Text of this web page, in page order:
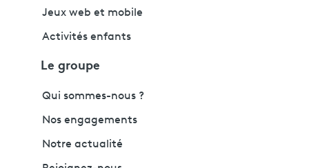
Jeux web et mobile
Activités enfants
Le groupe
Qui sommes-nous ?
Nos engagements
Notre actualité